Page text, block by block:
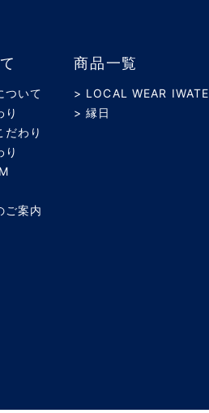
ついて
り
だわり
り
ご案内
商品一覧
> LOCAL WEAR IWATE
> 縁日